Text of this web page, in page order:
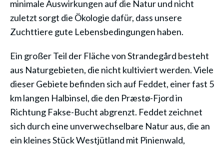
minimale Auswirkungen auf die Natur und nicht
zuletzt sorgt die Ökologie dafür, dass unsere
Zuchttiere gute Lebensbedingungen haben.
Ein großer Teil der Fläche von Strandegård besteht
aus Naturgebieten, die nicht kultiviert werden. Viele
dieser Gebiete befinden sich auf Feddet, einer fast 5
km langen Halbinsel, die den Præstø-Fjord in
Richtung Fakse-Bucht abgrenzt. Feddet zeichnet
sich durch eine unverwechselbare Natur aus, die an
ein kleines Stück Westjütland mit Pinienwald,